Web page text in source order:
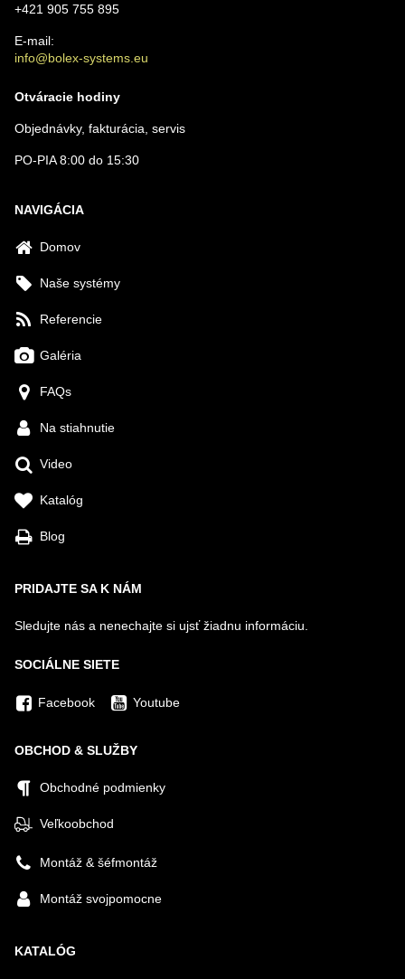
+421 905 755 895
E-mail:
info@bolex-systems.eu
Otváracie hodiny
Objednávky, fakturácia, servis
PO-PIA 8:00 do 15:30
NAVIGÁCIA
Domov
Naše systémy
Referencie
Galéria
FAQs
Na stiahnutie
Video
Katalóg
Blog
PRIDAJTE SA K NÁM
Sledujte nás a nenechajte si ujsť žiadnu informáciu.
SOCIÁLNE SIETE
Facebook Youtube
OBCHOD & SLUŽBY
Obchodné podmienky
Veľkoobchod
Montáž & šéfmontáž
Montáž svojpomocne
KATALÓG